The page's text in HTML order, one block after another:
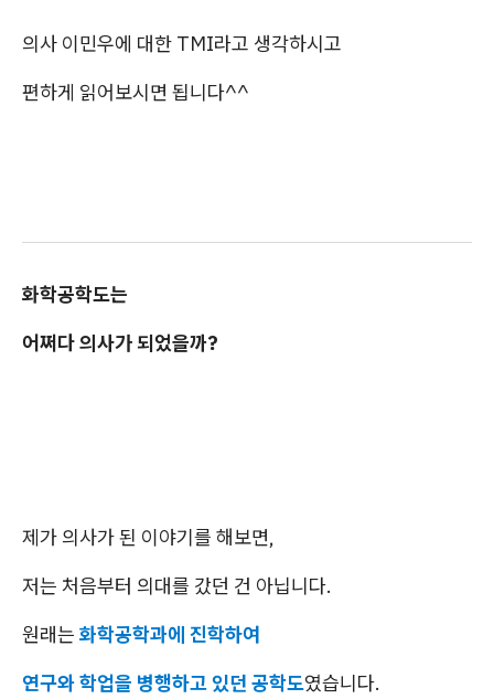
의사 이민우에 대한 TMI라고 생각하시고
편하게 읽어보시면 됩니다^^
화학공학도는
어쩌다 의사가 되었을까?
제가 의사가 된 이야기를 해보면,
저는 처음부터 의대를 갔던 건 아닙니다.
원래는 ​ 화학공학과에 진학하여
연구와 학업을 병행하고 있던 공학도였습니다.